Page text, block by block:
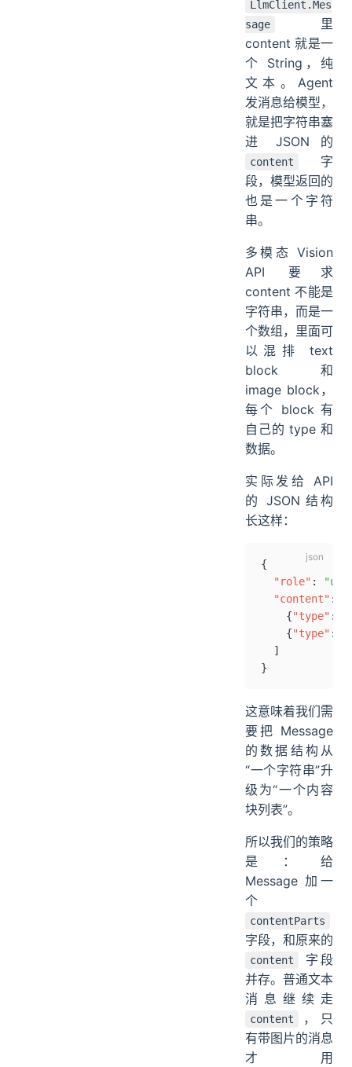
LlmClient.Mes
sage
里
content 就是一
个 String，纯
文本。Agent
发消息给模型，
就是把字符串塞
进 JSON 的
content
字
段，模型返回的
也是一个字符
串。
多模态 Vision
API 要求
content 不能是
字符串，而是一
个数组，里面可
以混排 text
block 和
image block，
每个 block 有
自己的 type 和
数据。
实际发给 API
的 JSON 结构
长这样：
{
  "role"
:
  "content"
: [
    {
"type" :
    {
"type" :
  ]
}
这意味着我们需
要把 Message
的数据结构从
“一个字符串”升
级为“一个内容
块列表”。
所以我们的策略
是：给
Message 加一
个
contentParts
字段，和原来的
content
字段
并存。普通文本
消息继续走
content
，只
有带图片的消息
才用